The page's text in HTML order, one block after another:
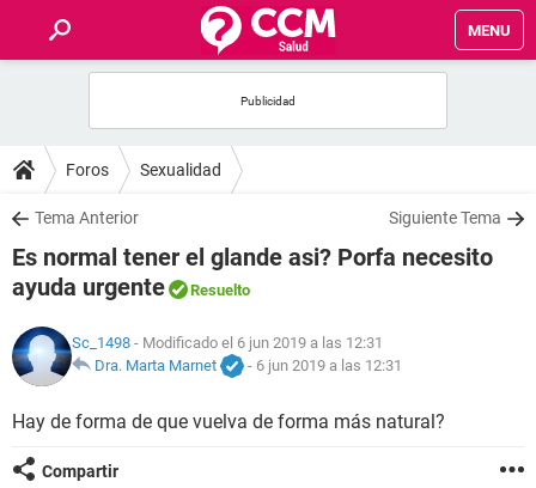
MENU
FOROS
SALUD
FAMILIA
NUTRICIÓN
SEXUALIDAD
Foros Sexualidad
Tema Anterior Siguiente Tema
Es normal tener el glande asi? Porfa necesito
ayuda urgente
Resuelto
Sc_1498 - Modificado el 6 jun 2019 a las 12:31
Dra. Marta Marnet
- 6 jun 2019 a las 12:31
Hay de forma de que vuelva de forma más natural?
Compartir